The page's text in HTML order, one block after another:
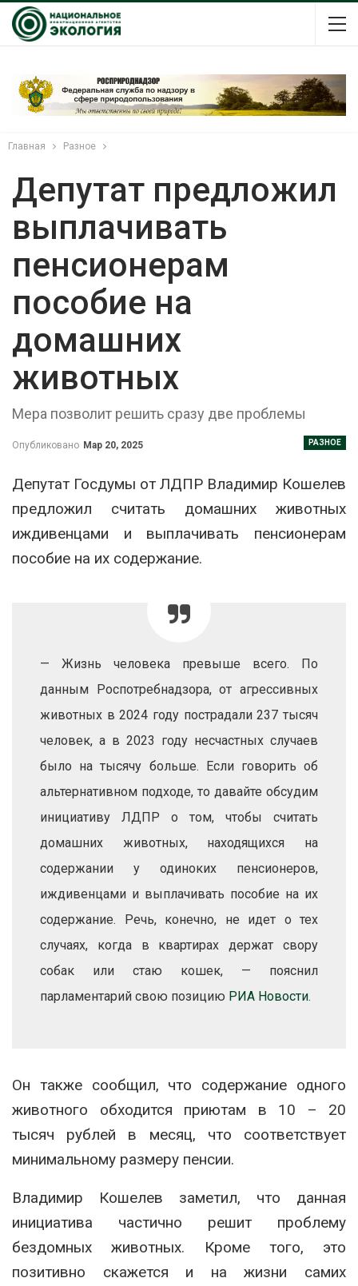
Главная Разное
Депутат предложил
выплачивать
пенсионерам
пособие на
домашних
животных
Мера позволит решить сразу две проблемы
РАЗНОЕ
Опубликовано Мар 20, 2025
Депутат Госдумы от ЛДПР Владимир Кошелев
предложил считать домашних животных
иждивенцами и выплачивать пенсионерам
пособие на их содержание.
— Жизнь человека превыше всего. По
данным Роспотребнадзора, от агрессивных
животных в 2024 году пострадали 237 тысяч
человек, а в 2023 году несчастных случаев
было на тысячу больше. Если говорить об
альтернативном подходе, то давайте обсудим
инициативу ЛДПР о том, чтобы считать
домашних животных, находящихся на
содержании у одиноких пенсионеров,
иждивенцами и выплачивать пособие на их
содержание. Речь, конечно, не идет о тех
случаях, когда в квартирах держат свору
собак или стаю кошек, — пояснил
парламентарий свою позицию РИА Новости.
Он также сообщил, что содержание одного
животного обходится приютам в 10 – 20
тысяч рублей в месяц, что соответствует
минимальному размеру пенсии.
Владимир Кошелев заметил, что данная
инициатива частично решит проблему
бездомных животных. Кроме того, это
позитивно скажется и на жизни самих